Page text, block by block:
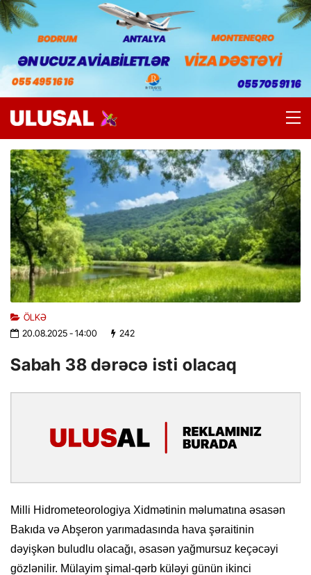
ÖLKƏ
20.08.2025- 14:00 242
Sabah 38 dərəcə isti olacaq
Milli Hidrometeorologiya Xidmətinin məlumatına əsasən
Bakıda və Abşeron yarımadasında hava şəraitinin
dəyişkən buludlu olacağı, əsasən yağmursuz keçəcəyi
gözlənilir. Mülayim şimal-qərb küləyi günün ikinci